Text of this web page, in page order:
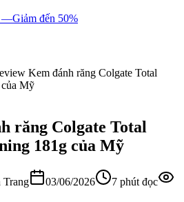
—Giảm đến 50%
Kem đánh răng Colgate Total
Mỹ
răng Colgate Total
181g của Mỹ
Trang 03/06/2026 7 phút đọc